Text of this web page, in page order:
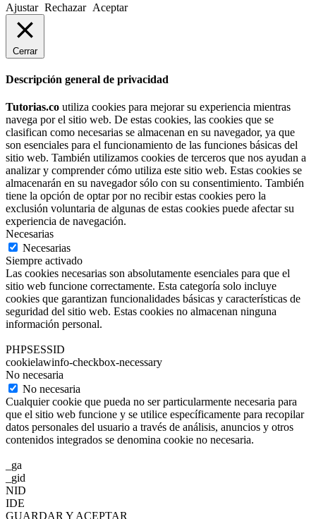
Ajustar Rechazar Aceptar
Cerrar
Descripción general de privacidad
Tutorias.co utiliza cookies para mejorar su experiencia mientras
navega por el sitio web. De estas cookies, las cookies que se
clasifican como necesarias se almacenan en su navegador, ya que
son esenciales para el funcionamiento de las funciones básicas del
sitio web. También utilizamos cookies de terceros que nos ayudan a
analizar y comprender cómo utiliza este sitio web. Estas cookies se
almacenarán en su navegador sólo con su consentimiento. También
tiene la opción de optar por no recibir estas cookies pero la
exclusión voluntaria de algunas de estas cookies puede afectar su
experiencia de navegación.
Necesarias
Necesarias
Siempre activado
Las cookies necesarias son absolutamente esenciales para que el
sitio web funcione correctamente. Esta categoría solo incluye
cookies que garantizan funcionalidades básicas y características de
seguridad del sitio web. Estas cookies no almacenan ninguna
información personal.
PHPSESSID
cookielawinfo-checkbox-necessary
No necesaria
No necesaria
Cualquier cookie que pueda no ser particularmente necesaria para
que el sitio web funcione y se utilice específicamente para recopilar
datos personales del usuario a través de análisis, anuncios y otros
contenidos integrados se denomina cookie no necesaria.
_ga
_gid
NID
IDE
GUARDAR Y ACEPTAR